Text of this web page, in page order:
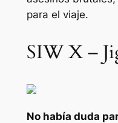
para el viaje.
SIW X –
No había duda